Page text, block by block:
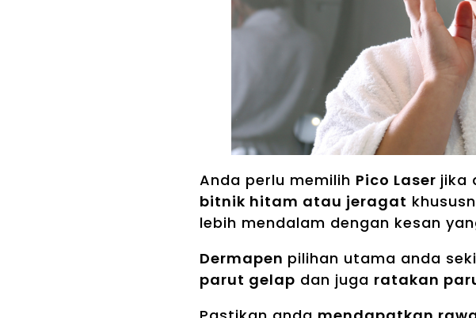
Anda perlu memilih Pico Laser jika
bitnik hitam atau jeragat
lebih mendalam dengan kesan
Dermapen pilihan utama anda
parut gelap dan juga ratakan